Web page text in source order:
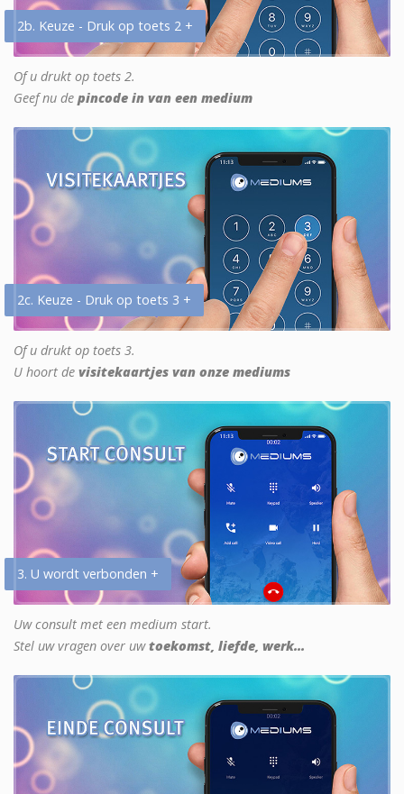
2b. Keuze - Druk op toets 2 +
Of u drukt op toets 2.
Geef nu de pincode in van een medium
2c. Keuze - Druk op toets 3 +
Of u drukt op toets 3.
U hoort de visitekaartjes van onze mediums
3. U wordt verbonden +
Uw consult met een medium start.
Stel uw vragen over uwtoekomst, liefde, werk...